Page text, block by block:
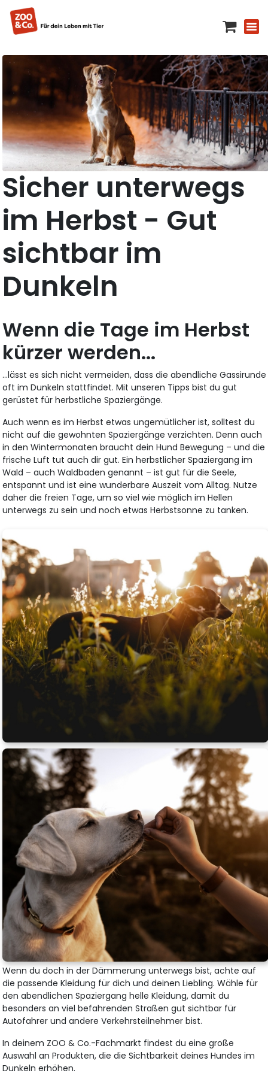
Sicher unterwegs
im Herbst - Gut
sichtbar im
Dunkeln
Wenn die Tage im Herbst
kürzer werden...
...lässt es sich nicht vermeiden, dass die abendliche Gassirunde
oft im Dunkeln stattfindet. Mit unseren Tipps bist du gut
gerüstet für herbstliche Spaziergänge.
Auch wenn es im Herbst etwas ungemütlicher ist, solltest du
nicht auf die gewohnten Spaziergänge verzichten. Denn auch
in den Wintermonaten braucht dein Hund Bewegung – und die
frische Luft tut auch dir gut. Ein herbstlicher Spaziergang im
Wald – auch Waldbaden genannt – ist gut für die Seele,
entspannt und ist eine wunderbare Auszeit vom Alltag. Nutze
daher die freien Tage, um so viel wie möglich im Hellen
unterwegs zu sein und noch etwas Herbstsonne zu tanken.
Wenn du doch in der Dämmerung unterwegs bist, achte auf
die passende Kleidung für dich und deinen Liebling. Wähle für
den abendlichen Spaziergang helle Kleidung, damit du
besonders an viel befahrenden Straßen gut sichtbar für
Autofahrer und andere Verkehrsteilnehmer bist.
In deinem ZOO & Co.-Fachmarkt findest du eine große
Auswahl an Produkten, die die Sichtbarkeit deines Hundes im
Dunkeln erhöhen.